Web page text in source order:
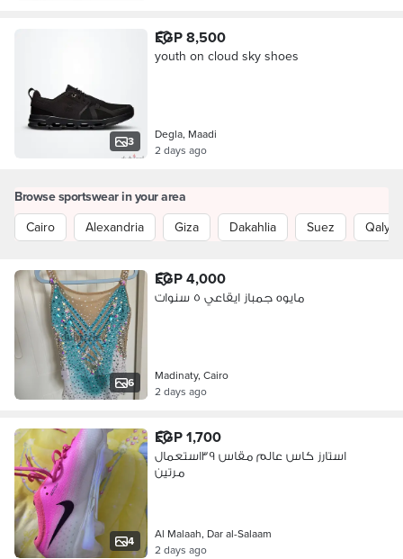
3
EGP 8,500
youth on cloud sky shoes
Degla, Maadi
2 days ago
Browse sportswear in your area
Cairo
Alexandria Giza Dakahlia Suez
6
EGP 4,000
مايوه جمباز ايقاعي ٥ سنوات
Madinaty, Cairo
2 days ago
4
EGP 1,700
استارز كاس عالم مقاس ٣٩استعمال
مرتين
Al Malaah, Dar al-Salaam
2 days ago